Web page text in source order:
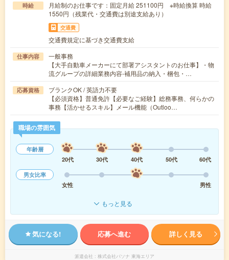
時給
月給制のお仕事です：固定月給 251100円 ※時給換算 時給
1550円（残業代・交通費は別途支給あり）
交通費
交通費規定に基づき交通費支給
仕事内容
一般事務
【大手自動車メーカーにて部署アシスタントのお仕事】・物
流グループの詳細業務内容-補用品の納入・梱包・…
応募資格
ブランクOK / 英語力不要
【必須資格】普通免許【必要なご経験】総務事務、何らかの
事務【活かせるスキル】メール機能（Outloo…
職場の雰囲気
年齢層
20代
30代 40代 50代
60代
男女比率
女性
男性
もっと見る
気になる! 応募へ進む 詳しく見る
派遣会社 株式会社パソナ 東海エリア